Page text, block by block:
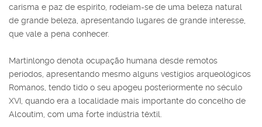
carisma e paz de espírito, rodeiam-se de uma beleza natural
de grande beleza, apresentando lugares de grande interesse,
que vale a pena conhecer.
Martinlongo denota ocupação humana desde remotos
períodos, apresentando mesmo alguns vestígios arqueológicos
Romanos, tendo tido o seu apogeu posteriormente no século
XVI, quando era a localidade mais importante do concelho de
Alcoutim, com uma forte indústria têxtil.